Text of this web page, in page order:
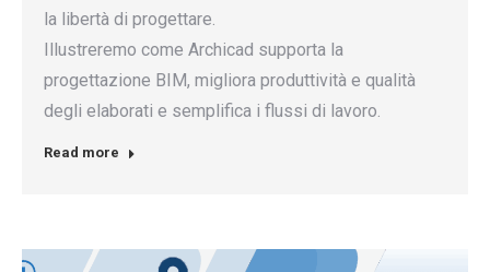
la libertà di progettare.
Illustreremo come Archicad supporta la
progettazione BIM, migliora produttività e qualità
degli elaborati e semplifica i flussi di lavoro.
Read more